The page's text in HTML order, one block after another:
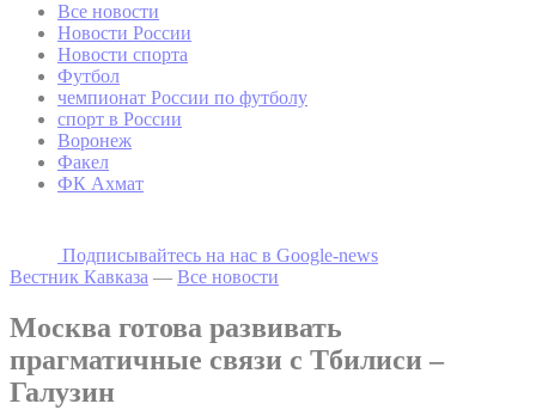
Все новости
Новости России
Новости спорта
Футбол
чемпионат России по футболу
спорт в России
Воронеж
Факел
ФК Ахмат
Подписывайтесь на наc в Google-news
Вестник Кавказа — Все новости
Москва готова развивать
прагматичные связи с Тбилиси –
Галузин